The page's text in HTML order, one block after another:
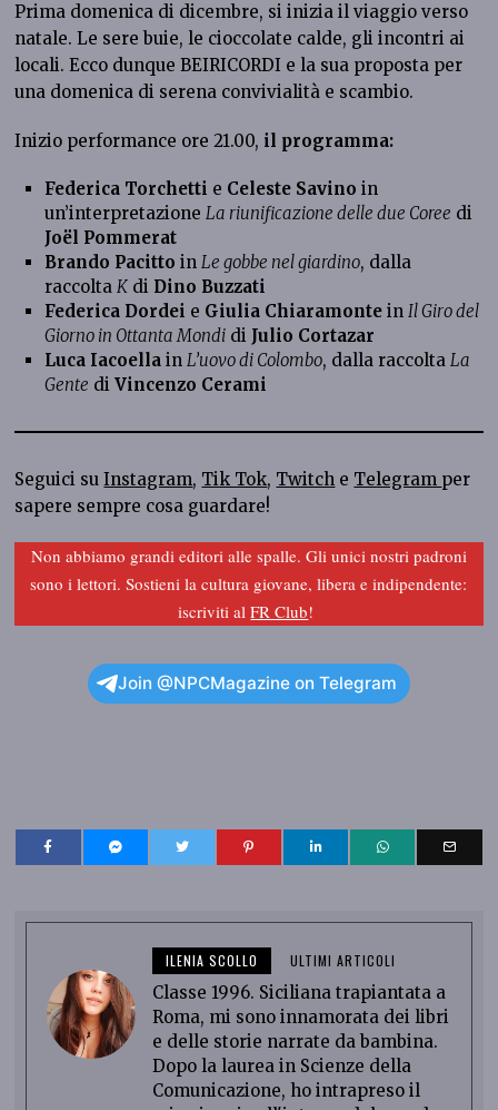
Prima domenica di dicembre, si inizia il viaggio verso
natale. Le sere buie, le cioccolate calde, gli incontri ai
locali. Ecco dunque BEIRICORDI e la sua proposta per
una domenica di serena convivialità e scambio.
Inizio performance ore 21.00, il programma:
Federica Torchetti e Celeste Savino in
un’interpretazione La riunificazione delle due Coree di
Joël Pommerat
Brando Pacitto in Le gobbe nel giardino, dalla
raccolta Kdi Dino Buzzati
Federica Dordei e Giulia Chiaramontein Il Giro del
Giorno in Ottanta Mondidi Julio Cortazar
Luca Iacoellain L’uovo di Colombo, dalla raccolta La
Gente di Vincenzo Cerami
Seguici suInstagram, Tik Tok, Twitch e Telegram per
sapere sempre cosa guardare!
Non abbiamo grandi editori alle spalle. Gli unici nostri padroni
sono i lettori. Sostieni la cultura giovane, libera e indipendente:
iscriviti alFR Club!
Join @NPCMagazine on Telegram
ILENIA SCOLLO ULTIMI ARTICOLI
Classe 1996. Siciliana trapiantata a
Roma, mi sono innamorata dei libri
e delle storie narrate da bambina.
Dopo la laurea in Scienze della
Comunicazione, ho intrapreso il